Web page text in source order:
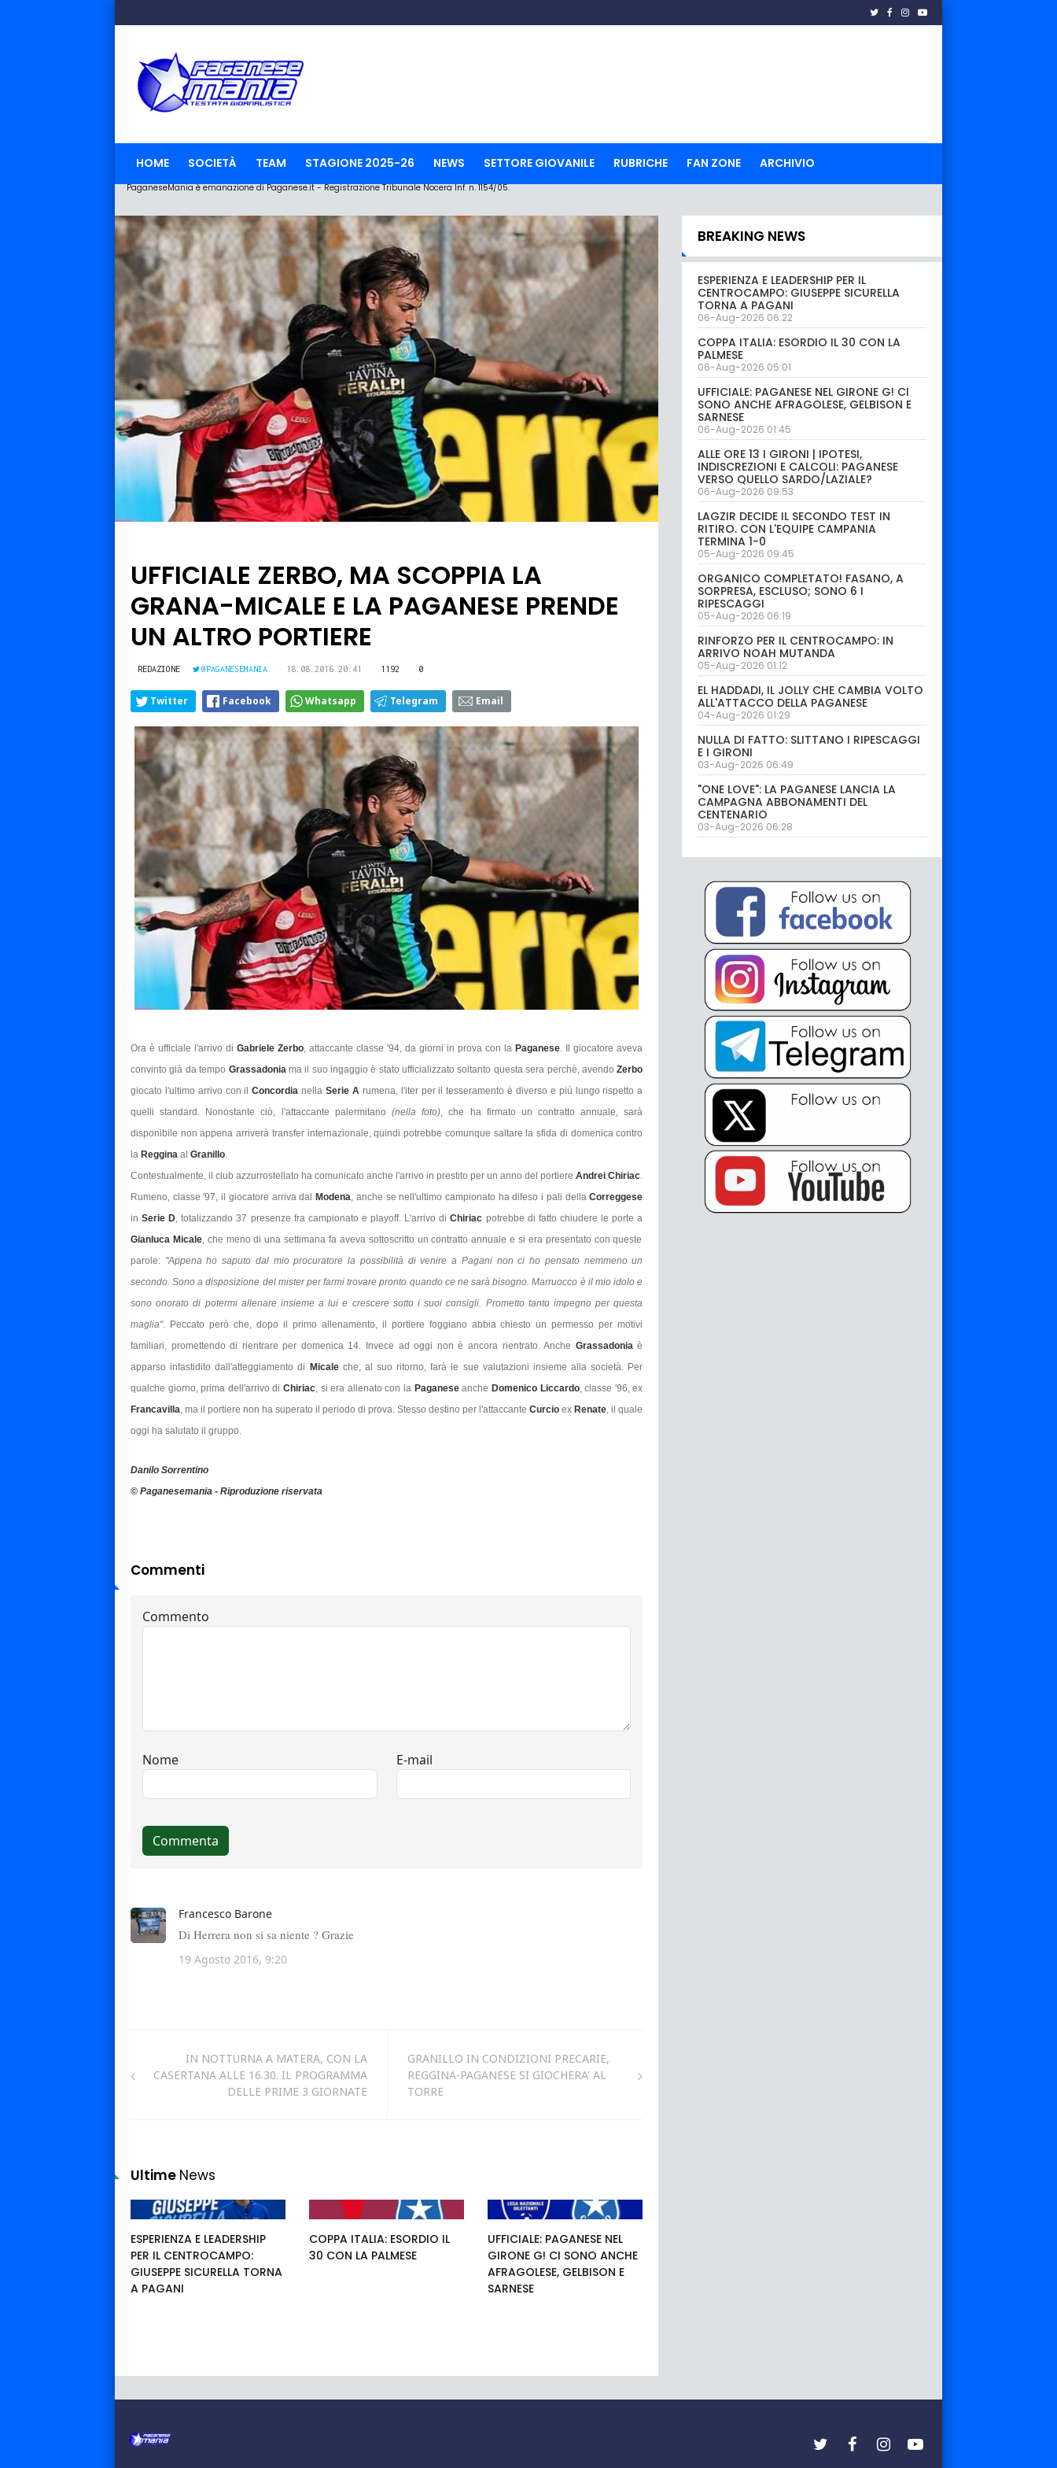
HOME SOCIETÀ TEAM STAGIONE 2025-26 NEWS SETTORE GIOVANILE RUBRICHE FAN ZONE ARCHIVIO
PaganeseMania è emanazione di Paganese.it - Registrazione Tribunale Nocera Inf. n. 1154/05.
UFFICIALE ZERBO, MA SCOPPIA LA
GRANA-MICALE E LA PAGANESE PRENDE
UN ALTRO PORTIERE
REDAZIONE @PAGANESEMANIA 18.08.2016 20:41 1192 0
Twitter Facebook Whatsapp Telegram Email
Ora è ufficiale l'arrivo diGabriele Zerbo, attaccante classe '94, da giorni in prova con la Paganese. Il giocatore aveva
convinto già da tempo Grassadonia ma il suo ingaggio è stato ufficializzato soltanto questa sera perchè, avendoZerbo
giocato l'ultimo arrivo con ilConcordianella Serie Arumena, l'iter per il tesseramento è diverso e più lungo rispetto a
quelli standard. Nonostante ciò, l'attaccante palermitano (nella foto), che ha firmato un contratto annuale, sarà
disponibile non appena arriverà transfer internazionale, quindi potrebbe comunque saltare la sfida di domenica contro
la Reggina al Granillo.
Contestualmente, il club azzurrostellato ha comunicato anche l'arrivo in prestito per un anno del portiereAndrei Chiriac.
Rumeno, classe '97, il giocatore arriva dal
Modena, anche se nell'ultimo campionato ha difeso i pali dellaCorreggese
inSerie D, totalizzando 37 presenze fra campionato e playoff. L'arrivo diChiriac potrebbe di fatto chiudere le porte a
Gianluca Micale, che meno di una settimana fa aveva sottoscritto un contratto annuale e si era presentato con queste
parole: "Appena ho saputo dal mio procuratore la possibilità di venire a Pagani non ci ho pensato nemmeno un
secondo. Sono a disposizione del mister per farmi trovare pronto quando ce ne sarà bisogno. Marruocco è il mio idolo e
sono onorato di potermi allenare insieme a lui e crescere sotto i suoi consigli. Prometto tanto impegno per questa
maglia". Peccato però che, dopo il primo allenamento, il portiere foggiano abbia chiesto un permesso per motivi
familiari, promettendo di rientrare per domenica 14. Invece ad oggi non è ancora rientrato. Anche Grassadoniaè
apparso infastidito dall'atteggiamento di
Micale che, al suo ritorno, farà le sue valutazioni insieme alla società. Per
qualche giorno, prima dell'arrivo diChiriac, si era allenato con la Paganeseanche Domenico Liccardo, classe '96, ex
Francavilla, ma il portiere non ha superato il periodo di prova. Stesso destino per l'attaccanteCurcioex Renate, il quale
oggi ha salutato il gruppo.
Danilo Sorrentino
© Paganesemania - Riproduzione riservata
Commenti
IN NOTTURNA A MATERA, CON LA
CASERTANA ALLE 16.30. IL PROGRAMMA
DELLE PRIME 3 GIORNATE
GRANILLO IN CONDIZIONI PRECARIE,
REGGINA-PAGANESE SI GIOCHERA' AL
TORRE
Ultime News
ESPERIENZA E LEADERSHIP
PER IL CENTROCAMPO:
GIUSEPPE SICURELLA TORNA
A PAGANI
COPPA ITALIA: ESORDIO IL
30 CON LA PALMESE
UFFICIALE: PAGANESE NEL
GIRONE G! CI SONO ANCHE
AFRAGOLESE, GELBISON E
SARNESE
BREAKING NEWS
ESPERIENZA E LEADERSHIP PER IL
CENTROCAMPO: GIUSEPPE SICURELLA
TORNA A PAGANI
06-Aug-2026 06:22
COPPA ITALIA: ESORDIO IL 30 CON LA
PALMESE
06-Aug-2026 05:01
UFFICIALE: PAGANESE NEL GIRONE G! CI
SONO ANCHE AFRAGOLESE, GELBISON E
SARNESE
06-Aug-2026 01:45
ALLE ORE 13 I GIRONI | IPOTESI,
INDISCREZIONI E CALCOLI: PAGANESE
VERSO QUELLO SARDO/LAZIALE?
06-Aug-2026 09:53
LAGZIR DECIDE IL SECONDO TEST IN
RITIRO. CON L'EQUIPE CAMPANIA
TERMINA 1-0
05-Aug-2026 09:45
ORGANICO COMPLETATO! FASANO, A
SORPRESA, ESCLUSO; SONO 6 I
RIPESCAGGI
05-Aug-2026 06:19
RINFORZO PER IL CENTROCAMPO: IN
ARRIVO NOAH MUTANDA
05-Aug-2026 01:12
EL HADDADI, IL JOLLY CHE CAMBIA VOLTO
ALL'ATTACCO DELLA PAGANESE
04-Aug-2026 01:29
NULLA DI FATTO: SLITTANO I RIPESCAGGI
E I GIRONI
03-Aug-2026 06:49
"ONE LOVE": LA PAGANESE LANCIA LA
CAMPAGNA ABBONAMENTI DEL
CENTENARIO
03-Aug-2026 06:28